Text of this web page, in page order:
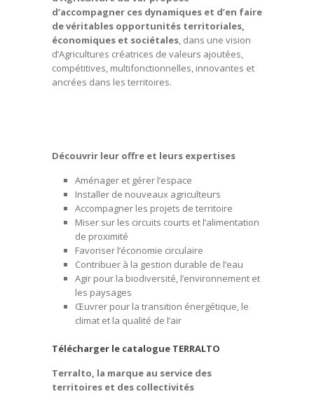
d’accompagner ces dynamiques et d’en faire
de véritables opportunités territoriales,
économiques et sociétales, dans une vision
d’Agricultures créatrices de valeurs ajoutées,
compétitives, multifonctionnelles, innovantes et
ancrées dans les territoires.
Découvrir leur offre et leurs expertises
Aménager et gérer l’espace
Installer de nouveaux agriculteurs
Accompagner les projets de territoire
Miser sur les circuits courts et l’alimentation
de proximité
Favoriser l’économie circulaire
Contribuer à la gestion durable de l’eau
Agir pour la biodiversité, l’environnement et
les paysages
Œuvrer pour la transition énergétique, le
climat et la qualité de l’air
Télécharger le catalogue TERRALTO
Terralto, la marque au service des
territoires et des collectivités